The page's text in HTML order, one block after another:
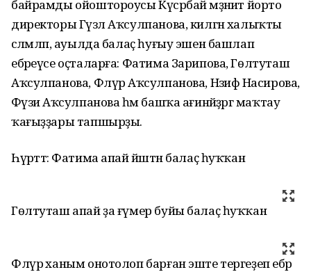
байрамды ойоштороусы Күсәрбай мәҙәниәт йорто
директоры Гүзәл Аҡсулпанова, килгән халыҡты
сәләмләп, ауылда балаҫ һуғыу эшен башлап
ебәреүсе оҫталарға: Фатима Зарипова, Гөлтуташ
Аҡсулпанова, Флүрә Аҡсулпанова, Нәзифә Насирова,
Фәүзиә Аҡсулпанова һәм башҡа ағинәйҙәргә маҡтау
ҡағыҙҙары тапшырҙы.
Һүрәттә: Фатима апай йәштән балаҫ һуҡҡан
Гөлтуташ апай ҙа ғүмер буйы балаҫ һуҡҡан
Флүрә ханым онотолоп барған эште тергеҙеп ебәрә